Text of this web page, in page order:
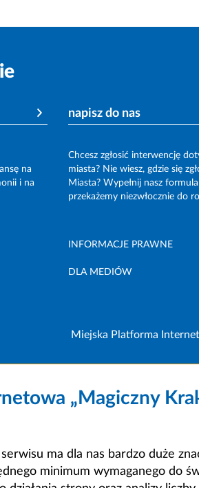
na
i na
napisz do nas
Chcesz zgłosić interwencję
miasta? Nie wiesz, gdzie się
Miasta? Wypełnij nasz
przekażemy niezwłocznie do
INFORMACJE PRAWNE
DLA MEDIÓW
Miejska Platforma
„Magiczny
ma dla nas bardzo duże
minimum wymaganego do